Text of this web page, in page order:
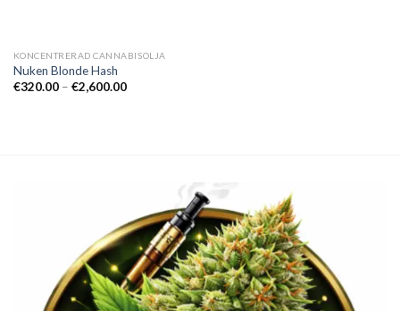
KONCENTRERAD CANNABISOLJA
Nuken Blonde Hash
€320.00 – €2,600.00Prisintervall: